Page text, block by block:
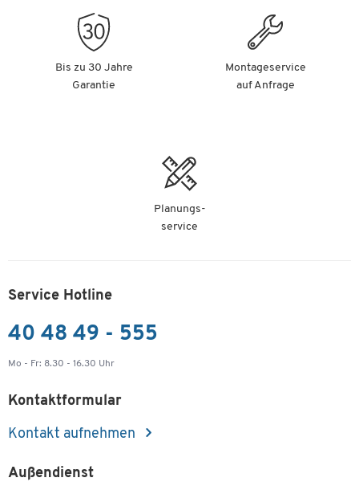
Bis zu 30 Jahre
Garantie
Montageservice
auf Anfrage
Planungs-
service
Service Hotline
40 48 49 - 555
Mo - Fr: 8.30 - 16.30 Uhr
Kontaktformular
Kontakt aufnehmen
Außendienst